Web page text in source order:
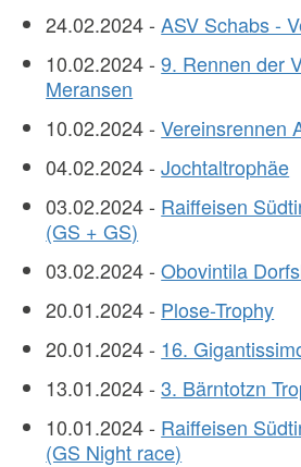
24.02.2024 -ASV Schabs -
10.02.2024 -9. Rennen der
Meransen
10.02.2024 -Vereinsrennen
04.02.2024 -Jochtaltrophäe
03.02.2024 - Raiffeisen
(GS + GS)
03.02.2024 -Obovintila
20.01.2024 - Plose-Trophy
20.01.2024 - 16.
13.01.2024 -3. Bärntotzn
10.01.2024 - Raiffeisen
(GS Night race)